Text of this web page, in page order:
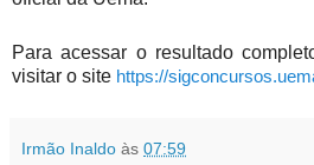
Para acessar o resultado
visitar o site https://
Irmão Inaldo às 07:59